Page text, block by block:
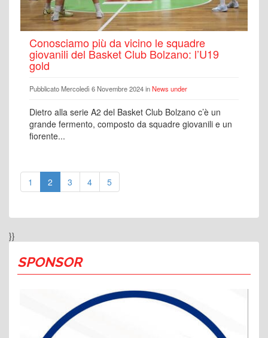
}}
SPONSOR
Conosciamo più da vicino le squadre
giovanili del Basket Club Bolzano: l’U19
gold
Pubblicato Mercoledì 6 Novembre 2024 inNews under
Dietro alla serie A2 del Basket Club Bolzano c’è un
grande fermento, composto da squadre giovanili e un
fiorente...
1 2 3 4 5